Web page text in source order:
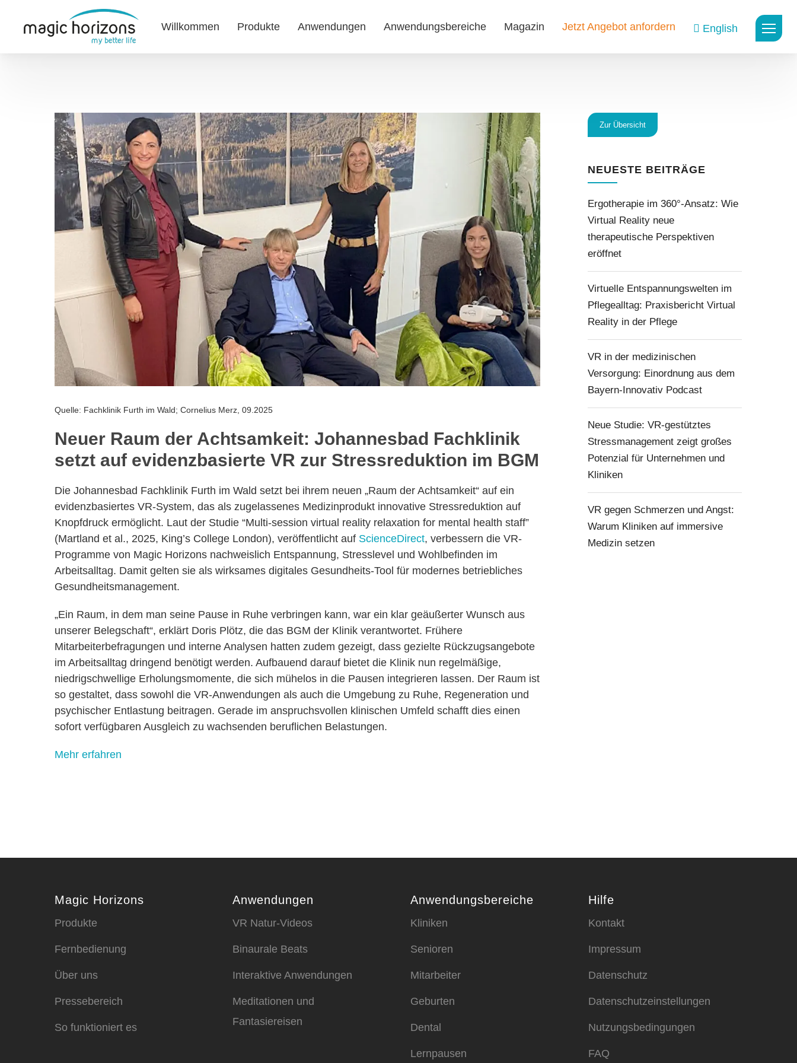
Willkommen Produkte Anwendungen Anwendungsbereiche Magazin Jetzt Angebot anfordern English
Quelle: Fachklinik Furth im Wald; Cornelius Merz, 09.2025
Neuer Raum der Achtsamkeit: Johannesbad Fachklinik
setzt auf evidenzbasierte VR zur Stressreduktion im BGM
Die Johannesbad Fachklinik Furth im Wald setzt bei ihrem neuen „Raum der Achtsamkeit“ auf ein
evidenzbasiertes VR-System, das als zugelassenes Medizinprodukt innovative Stressreduktion auf
Knopfdruck ermöglicht. Laut der Studie “Multi-session virtual reality relaxation for mental health staff”
(Martland et al., 2025, King’s College London), veröffentlicht auf ScienceDirect, verbessern die VR-
Programme von Magic Horizons nachweislich Entspannung, Stresslevel und Wohlbefinden im
Arbeitsalltag. Damit gelten sie als wirksames digitales Gesundheits-Tool für modernes betriebliches
Gesundheitsmanagement.
„Ein Raum, in dem man seine Pause in Ruhe verbringen kann, war ein klar geäußerter Wunsch aus
unserer Belegschaft“, erklärt Doris Plötz, die das BGM der Klinik verantwortet. Frühere
Mitarbeiterbefragungen und interne Analysen hatten zudem gezeigt, dass gezielte Rückzugsangebote
im Arbeitsalltag dringend benötigt werden. Aufbauend darauf bietet die Klinik nun regelmäßige,
niedrigschwellige Erholungsmomente, die sich mühelos in die Pausen integrieren lassen. Der Raum ist
so gestaltet, dass sowohl die VR-Anwendungen als auch die Umgebung zu Ruhe, Regeneration und
psychischer Entlastung beitragen. Gerade im anspruchsvollen klinischen Umfeld schafft dies einen
sofort verfügbaren Ausgleich zu wachsenden beruflichen Belastungen.
Mehr erfahren
Zur Übersicht
NEUESTE BEITRÄGE
Ergotherapie im 360°-Ansatz: Wie
Virtual Reality neue
therapeutische Perspektiven
eröffnet
Virtuelle Entspannungswelten im
Pflegealltag: Praxisbericht Virtual
Reality in der Pflege
VR in der medizinischen
Versorgung: Einordnung aus dem
Bayern-Innovativ Podcast
Neue Studie: VR-gestütztes
Stressmanagement zeigt großes
Potenzial für Unternehmen und
Kliniken
VR gegen Schmerzen und Angst:
Warum Kliniken auf immersive
Medizin setzen
Magic Horizons
Produkte
Fernbedienung
Über uns
Pressebereich
So funktioniert es
Anwendungen
VR Natur-Videos
Binaurale Beats
Interaktive Anwendungen
Meditationen und
Fantasiereisen
Anwendungsbereiche
Kliniken
Senioren
Mitarbeiter
Geburten
Dental
Lernpausen
Hilfe
Kontakt
Impressum
Datenschutz
Datenschutzeinstellungen
Nutzungsbedingungen
FAQ